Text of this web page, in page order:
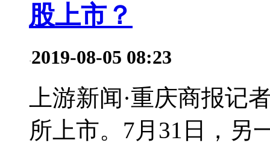
股上市？
·2019-08-05 08:23
上游新闻·重庆商报记
所上市。7月31日，另